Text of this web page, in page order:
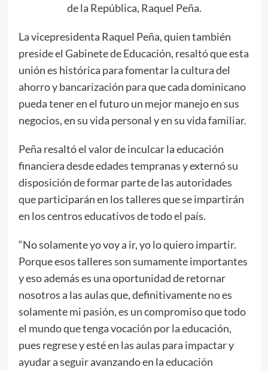
de la República, Raquel Peña.
La vicepresidenta Raquel Peña, quien también
preside el Gabinete de Educación, resaltó que esta
unión es histórica para fomentar la cultura del
ahorro y bancarización para que cada dominicano
pueda tener en el futuro un mejor manejo en sus
negocios, en su vida personal y en su vida familiar.
Peña resaltó el valor de inculcar la educación
financiera desde edades tempranas y externó su
disposición de formar parte de las autoridades
que participarán en los talleres que se impartirán
en los centros educativos de todo el país.
“No solamente yo voy a ir, yo lo quiero impartir.
Porque esos talleres son sumamente importantes
y eso además es una oportunidad de retornar
nosotros a las aulas que, definitivamente no es
solamente mi pasión, es un compromiso que todo
el mundo que tenga vocación por la educación,
pues regrese y esté en las aulas para impactar y
ayudar a seguir avanzando en la educación